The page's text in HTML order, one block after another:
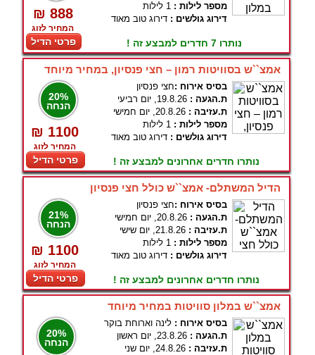
₪ 888
המחיר לזוג
פרטי הדיל
מספר לילות : 1 לילות
דירוג גולשים : דירוג טוב מאוד
נותרו 7 חדרים למבצע זה !
אמצ``ש בסוויטות רמון – חצי פנסיון, במחיר מיוחד
20%
הנחה
₪ 1100
המחיר לזוג
פרטי הדיל
בסיס אירוח :חצי פנסיון
ת.הגעה : 19.8.26, יום רביעי
ת.עזיבה : 20.8.26, יום חמישי
מספר לילות : 1 לילות
דירוג גולשים : דירוג טוב מאוד
נותרו חדרים אחרונים למבצע זה !
הדיל המשתלם- אמצ``ש כולל חצי פנסיון
21%
הנחה
₪ 1100
המחיר לזוג
פרטי הדיל
בסיס אירוח :חצי פנסיון
ת.הגעה : 20.8.26, יום חמישי
ת.עזיבה : 21.8.26, יום שישי
מספר לילות : 1 לילות
דירוג גולשים : דירוג טוב מאוד
נותרו חדרים אחרונים למבצע זה !
אמצ``ש במלון סוויטות במחיר מיוחד
20%
הנחה
בסיס אירוח : לינה וארוחת בוקר
ת.הגעה : 23.8.26, יום ראשון
ת.עזיבה : 24.8.26, יום שני